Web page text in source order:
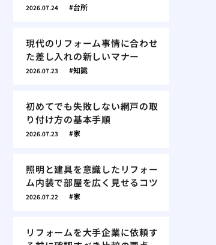
2026.07.24 台所
現代のリフォーム事情に合わせ
た差し入れの新しいマナー
2026.07.23 知識
初めてでも失敗しない網戸の取
り付け方の基本手順
2026.07.23 家
照明と建具を意識したリフォー
ム内装で部屋を広く見せるコツ
2026.07.22 家
リフォームを大手企業に依頼す